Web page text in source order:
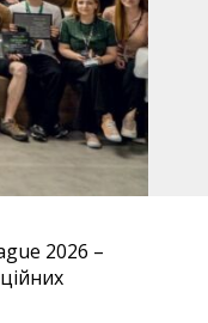
2026 –